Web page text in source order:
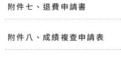
附件七、退費申請書
附件八、成績複查申請表